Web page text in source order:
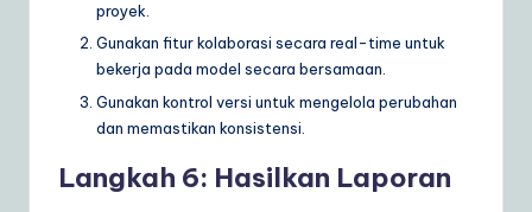
proyek.
Gunakan fitur kolaborasi secara real-time untuk
bekerja pada model secara bersamaan.
Gunakan kontrol versi untuk mengelola perubahan
dan memastikan konsistensi.
Langkah 6: Hasilkan Laporan